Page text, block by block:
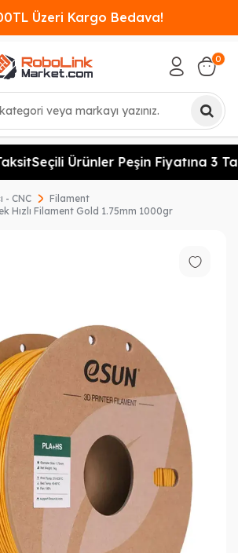
Üzeri Kargo Bedava!
0
Seçili Ürünler Peşin Fiyatına 3
- CNC
Filament
Hızlı Filament Gold 1.75mm 1000gr